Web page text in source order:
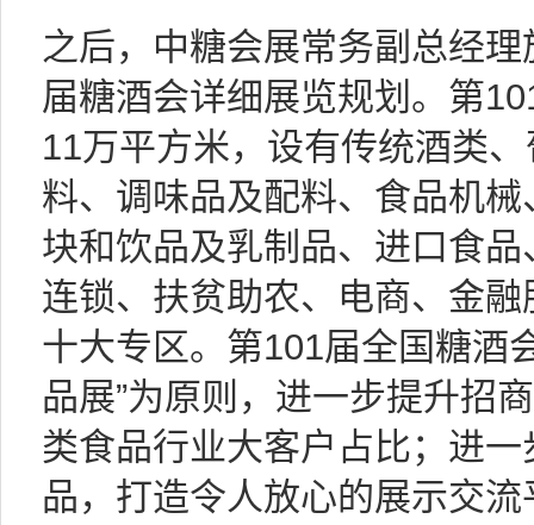
之后，中糖会展常务副总经
届糖酒会详细展览规划。第
11万平方米，设有传统酒类
料、调味品及配料、食品机
块和饮品及乳制品、进口食
连锁、扶贫助农、电商、金
十大专区。第101届全国糖酒
品展”为原则，进一步提升招
类食品行业大客户占比；进
品，打造令人放心的展示交